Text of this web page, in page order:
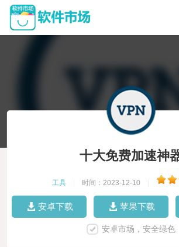
十大免费加速神
工具 时间：2023-12-10
安卓下载 苹果下载
安卓市场，安全绿色